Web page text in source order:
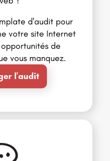
d'audit pour
votre site Internet
de
vous manquez.
l'audit